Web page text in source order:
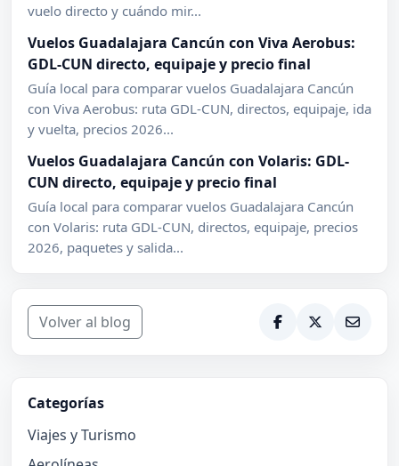
vuelo directo y cuándo mir...
Vuelos Guadalajara Cancún con Viva Aerobus:
GDL-CUN directo, equipaje y precio final
Guía local para comparar vuelos Guadalajara Cancún
con Viva Aerobus: ruta GDL-CUN, directos, equipaje, ida
y vuelta, precios 2026...
Vuelos Guadalajara Cancún con Volaris: GDL-
CUN directo, equipaje y precio final
Guía local para comparar vuelos Guadalajara Cancún
con Volaris: ruta GDL-CUN, directos, equipaje, precios
2026, paquetes y salida...
Volver al blog
Categorías
Viajes y Turismo